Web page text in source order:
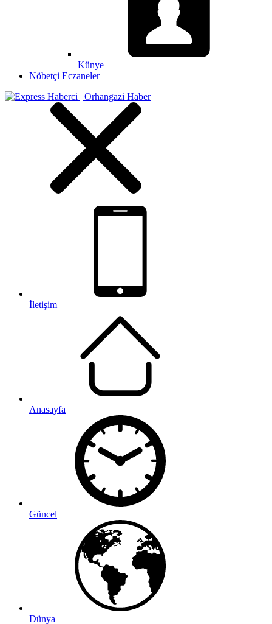
Künye
Nöbetçi Eczaneler
İletişim
Anasayfa
Güncel
Dünya